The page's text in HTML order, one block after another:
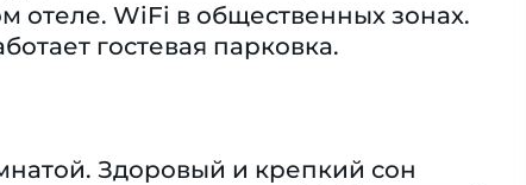
отеле. WiFi в общественных зонах.
гостевая парковка.
Здоровый и крепкий сон